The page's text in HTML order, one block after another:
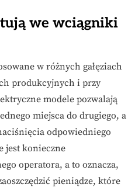
we wciągniki
w różnych gałęziach
produkcyjnych i przy
modele pozwalają
miejsca do drugiego, a
odpowiedniego
jest konieczne
operatora, a to oznacza,
pieniądze, które